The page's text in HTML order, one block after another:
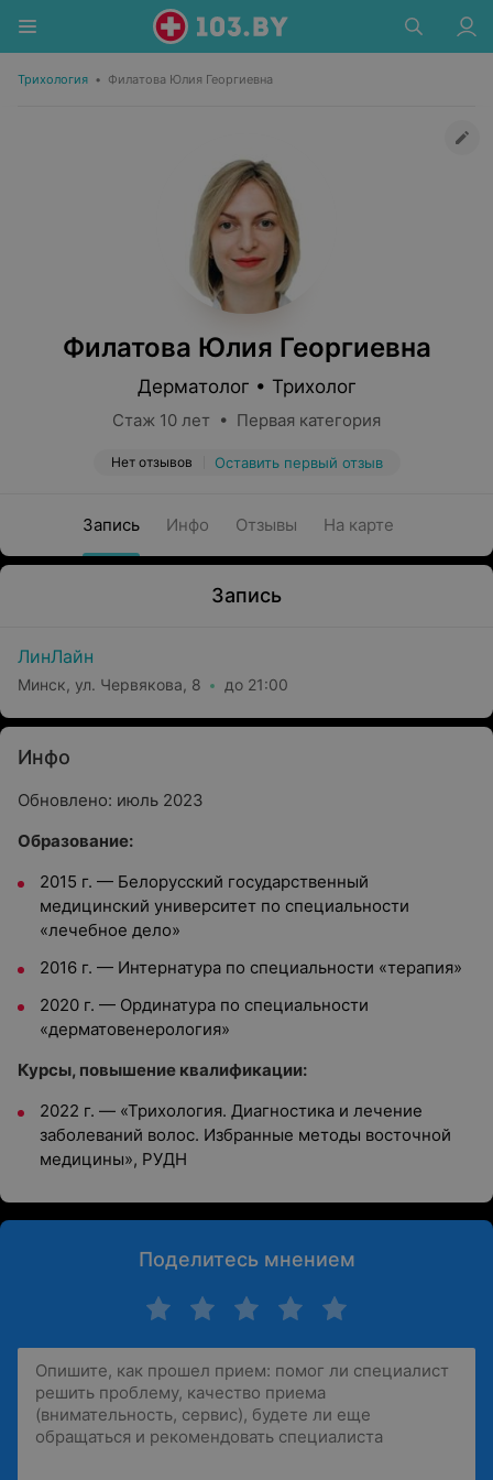
Трихология • Филатова Юлия Георгиевна
Филатова Юлия Георгиевна
Дерматолог • Трихолог
Стаж 10 лет • Первая категория
Нет отзывов Оставить первый отзыв
Запись Инфо Отзывы На карте
Запись
ЛинЛайн
Минск, ул. Червякова, 8 до 21:00
Инфо
Обновлено: июль 2023
Образование:
2015 г. — Белорусский государственный
медицинский университет по специальности
«лечебное дело»
2016 г. — Интернатура по специальности «терапия»
2020 г. — Ординатура по специальности
«дерматовенерология»
Курсы, повышение квалификации:
2022 г. — «Трихология. Диагностика и лечение
заболеваний волос. Избранные методы восточной
медицины», РУДН
Поделитесь мнением